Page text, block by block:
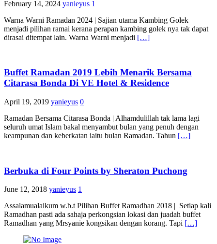
February 14, 2024 yanieyus 1
Warna Warni Ramadan 2024 | Sajian utama Kambing Golek
menjadi pilihan ramai kerana perapan kambing golek nya tak dapat
dirasai ditempat lain. Warna Warni menjadi […]
Buffet Ramadan 2019 Lebih Menarik Bersama
Citarasa Bonda Di VE Hotel & Residence
April 19, 2019 yanieyus 0
Ramadan Bersama Citarasa Bonda | Alhamdulillah tak lama lagi
seluruh umat Islam bakal menyambut bulan yang penuh dengan
keampunan dan keberkatan iaitu bulan Ramadan. Tahun […]
Berbuka di Four Points by Sheraton Puchong
June 12, 2018 yanieyus 1
Assalamualaikum w.b.t Pilihan Buffet Ramadhan 2018 | Setiap kali
Ramadhan pasti ada sahaja perkongsian lokasi dan juadah buffet
Ramadhan yang Mrsyanie kongsikan dengan korang. Tapi […]